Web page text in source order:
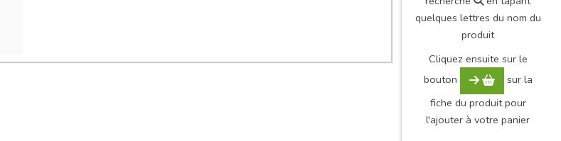
quelques lettres du nom du
produit
Cliquez ensuite sur le
bouton
sur la
fiche du produit pour
l'ajouter à votre panier